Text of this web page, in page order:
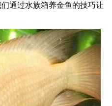
通过水族箱养金鱼的技巧让